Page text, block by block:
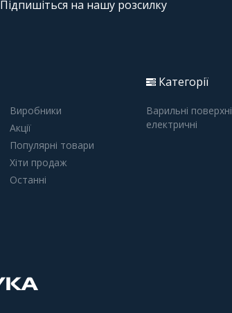
Підпишіться на нашу розсилку
Виробники
Акції
Популярні товари
Хіти продаж
Останні
Категорії
Варильні поверхні
електричні